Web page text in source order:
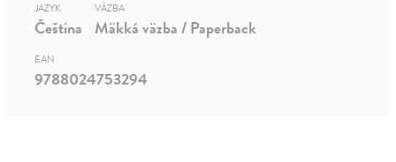
JAZYK
Čeština
VÄZBA
Mäkká väzba / Paperback
EAN
9788024753294